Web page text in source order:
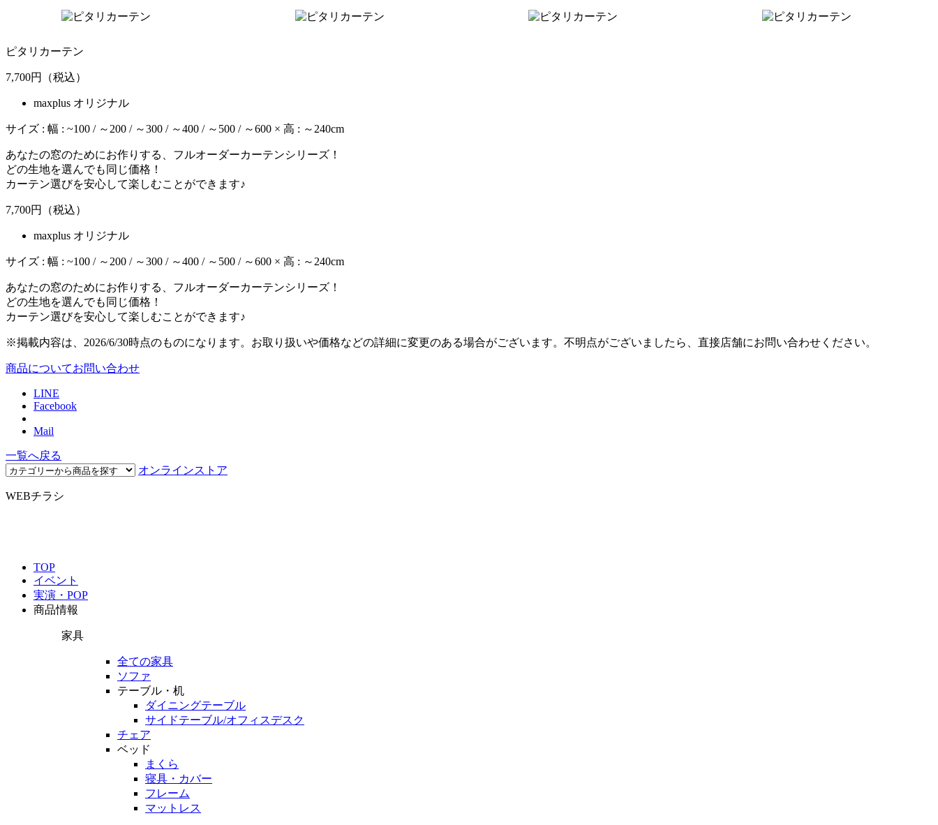
ピタリカーテン
7,700円（税込）
maxplus オリジナル
サイズ : 幅 : ~100 / ～200 / ～300 / ～400 / ～500 / ～600 × 高 : ～240cm
あなたの窓のためにお作りする、フルオーダーカーテンシリーズ！
どの生地を選んでも同じ価格！
カーテン選びを安心して楽しむことができます♪
7,700円（税込）
maxplus オリジナル
サイズ : 幅 : ~100 / ～200 / ～300 / ～400 / ～500 / ～600 × 高 : ～240cm
あなたの窓のためにお作りする、フルオーダーカーテンシリーズ！
どの生地を選んでも同じ価格！
カーテン選びを安心して楽しむことができます♪
※掲載内容は、2026/6/30時点のものになります。お取り扱いや価格などの詳細に変更のある場合がございます。不明点がございましたら、直接店舗にお問い合わせください。
商品についてお問い合わせ
LINE
Facebook
Mail
一覧へ戻る
オンラインストア
WEBチラシ
TOP
イベント
実演・POP
商品情報
家具
全ての家具
ソファ
テーブル・机
ダイニングテーブル
サイドテーブル/オフィスデスク
チェア
ベッド
まくら
寝具・カバー
フレーム
マットレス